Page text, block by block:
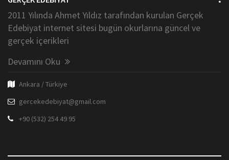
2011 Yılında Ahmet Yıldız tarafından kurulan Gerçek
Edebiyat internet sitesi bugün okurlarına güncel ve
gerçek içerikleri
Devamını Oku
Ankara / Türkiye
gercekedebiyat@gmail.com
+90 (532) 254 49 95